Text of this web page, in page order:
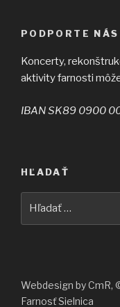
PODPORTE NÁS
Koncerty,
aktivity farnosti
IBAN SK89 0900
HĽADAŤ
Webdesign by
Farnosť Sielnica